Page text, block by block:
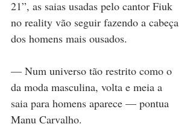
21”, as saias usadas pelo cantor Fiuk
no reality vão seguir fazendo a cabeça
dos homens mais ousados.
— Num universo tão restrito como o
da moda masculina, volta e meia a
saia para homens aparece — pontua
Manu Carvalho.